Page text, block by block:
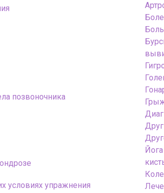
позвоночника
условиях упражнения
Боль
Йога